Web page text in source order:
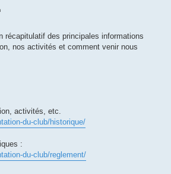
récapitulatif des principales informations
nos activités et comment venir nous
activités, etc.
du-club/historique/
:
du-club/reglement/